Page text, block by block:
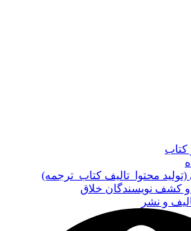
(تولید محتوا_تالیف کتاب_ترجمه)
و کشف نویسندگان خلاق
و نشر